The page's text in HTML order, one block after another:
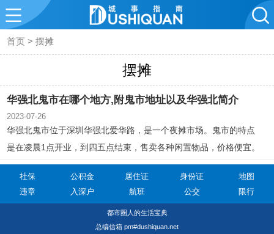
首页 >摆摊
摆摊
华强北鬼市在哪个地方,附鬼市地址以及华强北简介
2023-07-26
华强北鬼市位于深圳华强北爱华路，是一个夜摊市场。鬼市的特点
是在凌晨1点开业，到四五点结束，售卖各种闲置物品，价格便宜。
鬼市也被称为老北京的夜市，以售卖估衣为主。华强北是深圳的标
志之一，拥有多个电子专业市场和各种业态商场，是一个综合性商
圈。前往华强北可以乘坐观光巴士、地铁或公交。
社保 公积金 居住证 身份证
地图
违章
入深户 航班 公交 限行
都市圈人的生活宝典
总编信箱 pm#dushiquan.net